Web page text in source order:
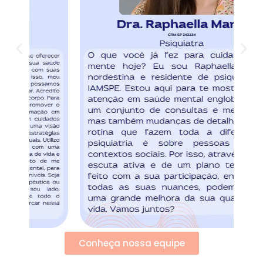
Conheça nossa equipe